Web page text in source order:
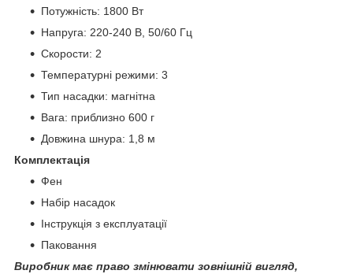
Потужність: 1800 Вт
Напруга: 220-240 В, 50/60 Гц
Скорости: 2
Температурні режими: 3
Тип насадки: магнітна
Вага: приблизно 600 г
Довжина шнура: 1,8 м
Комплектація
Фен
Набір насадок
Інструкція з експлуатації
Паковання
Виробник має право змінювати зовнішній вигляд,